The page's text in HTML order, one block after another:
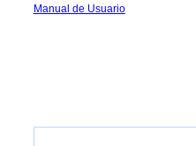
Manual de Usuario